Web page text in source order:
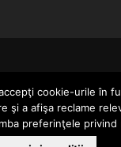
cookie-urile în
a afişa reclame
preferinţele privind